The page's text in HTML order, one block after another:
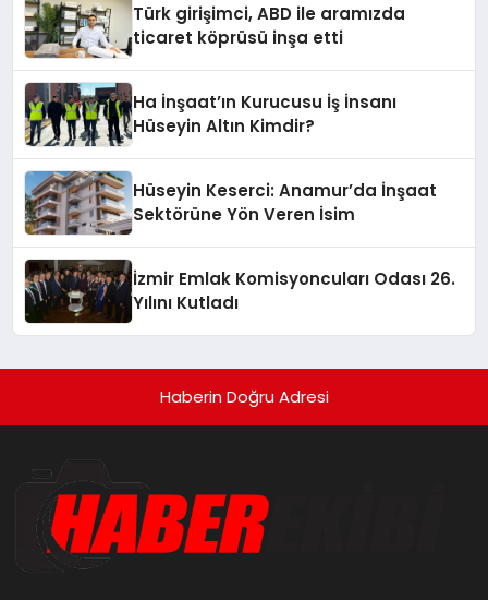
Türk girişimci, ABD ile aramızda
ticaret köprüsü inşa etti
Ha İnşaat’ın Kurucusu İş İnsanı
Hüseyin Altın Kimdir?
Hüseyin Keserci: Anamur’da İnşaat
Sektörüne Yön Veren İsim
İzmir Emlak Komisyoncuları Odası 26.
Yılını Kutladı
Haberin Doğru Adresi